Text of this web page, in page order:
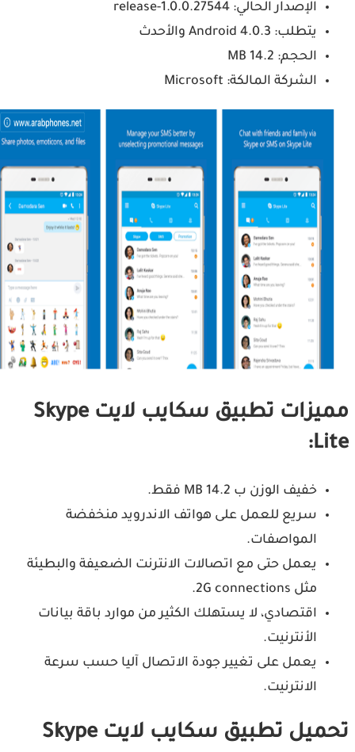
الإصدار الحالي: 1.0.0.27544-release
يتطلب: Android 4.0.3 والأحدث
الحجم: 14.2 MB
الشركة المالكة: Microsoft
مميزات تطبيق سكايب لايت Skype
خفيف الوزن ب 14.2 MB فقط.
سريع للعمل على هواتف الاندرويد منخفضة
المواصفات.
يعمل حتى مع اتصالات الانترنت الضعيفة والبطيئة
مثل 2G connections.
اقتصادي، لا يستهلك الكثير من موارد باقة بيانات
الأنترنيت.
يعمل على تغيير جودة الاتصال آليا حسب سرعة
الانترنيت.
تحميل تطبيق سكايب لايت Skype